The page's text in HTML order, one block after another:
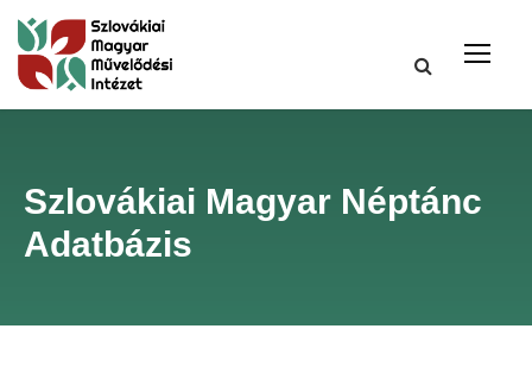
Szlovákiai Magyar Néptánc
Adatbázis